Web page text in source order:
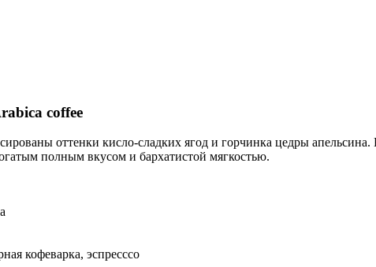
coffee
оттенки кисло-сладких ягод и горчинка цедры
полным вкусом и бархатистой мягкостью.
кофеварка, эспресссо